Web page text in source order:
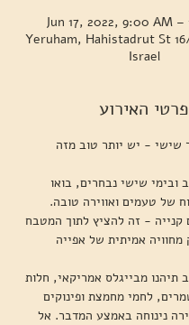
Jun 17, 2022, 9:00 AM –
Yeruham, Hahistadrut St
Israel
פרטי האירוע
שישי - יש יותר טוב מזה
ובימי שישי נבחרים, בואו
של טעמים ואווירה טובה.
קנייה - זה להציץ לתוך המטבח
מחוויה אמיתית של אפייה
תיהנו מבייגלס אמריקאי, חלות
לחמי מחמצת ופינוקים
נינוחה באמצע המדבר. אל